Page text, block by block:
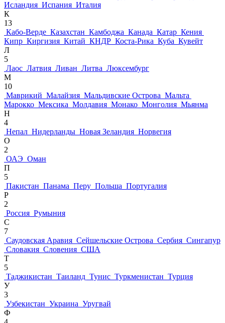
Исландия Испания Италия
К
13
Кабо-Верде Казахстан Камбоджа Канада Катар Кения
Кипр Киргизия Китай КНДР Коста-Рика Куба Кувейт
Л
5
Лаос Латвия Ливан Литва Люксембург
М
10
Маврикий Малайзия Мальдивские Острова Мальта
Марокко Мексика Молдавия Монако Монголия Мьянма
Н
4
Непал Нидерланды Новая Зеландия Норвегия
О
2
ОАЭ Оман
П
5
Пакистан Панама Перу Польша Португалия
Р
2
Россия Румыния
С
7
Саудовская Аравия Сейшельские Острова Сербия Сингапур
Словакия Словения США
Т
5
Таджикистан Таиланд Тунис Туркменистан Турция
У
3
Узбекистан Украина Уругвай
Ф